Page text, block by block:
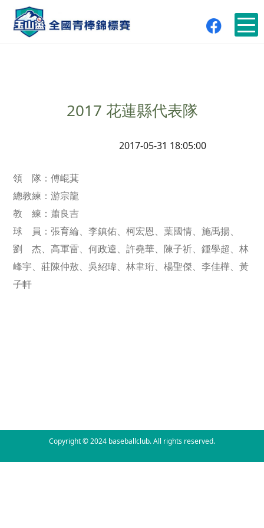
2017 花蓮縣代表隊
2017-05-31 18:05:00
領 隊：傅崐萁
總教練：游宗龍
教 練：蕭良吉
球 員：張育綸、李鎮佑、柯宏恩、葉國情、施禹揚、
劉 杰、高軍雷、何政逵、許堯華、陳子祈、鍾學超、林
峰宇、莊陳仲敖、吳紹瑋、林聿珩、楊聖傑、李佳樺、黃
子軒
Copyright © 2024 baseballclub. All rights reserved.